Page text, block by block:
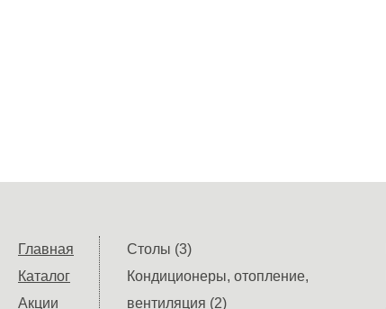
Главная
Каталог
Акции
Столы (3)
Кондиционеры, отопление,
вентиляция (2)